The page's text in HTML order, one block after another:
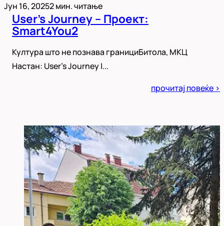
Јун 16, 20252 мин. читање
User’s Journey – Проект:
Smart4You2
Култура што не познава границиБитола, МКЦ
Настан: User’s Journey |...
прочитај повеќе >